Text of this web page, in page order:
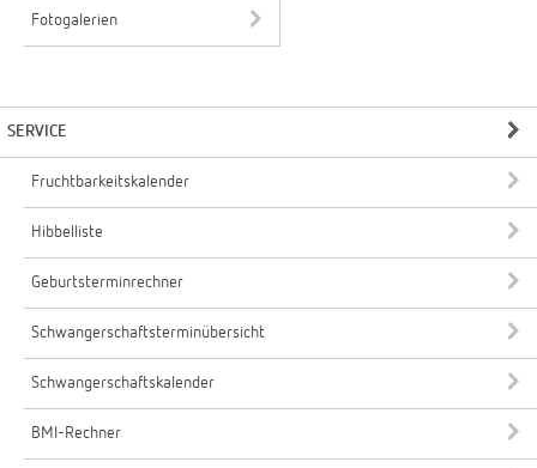
Fotogalerien
SERVICE
Fruchtbarkeitskalender
Hibbelliste
Geburtsterminrechner
Schwangerschaftsterminübersicht
Schwangerschaftskalender
BMI-Rechner